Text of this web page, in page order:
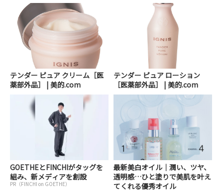
テンダー ピュア クリーム［医
薬部外品］ | 美的.com
テンダー ピュア ローション
［医薬部外品］ | 美的.com
GOETHEとFINCHIがタッグを
組み、新メディアを創設
PR（FINCHI on GOETHE）
最新美白オイル｜潤い、ツヤ、
透明感…ひと塗りで美肌を叶え
てくれる優秀オイル